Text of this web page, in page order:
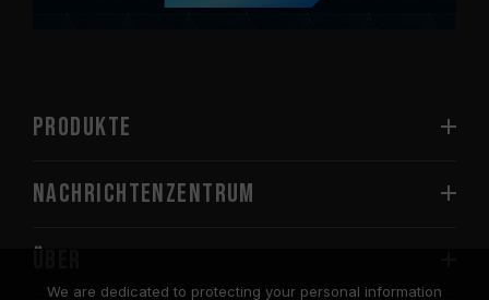
PRODUKTE
Nachrichtenzentrum
We are dedicated to protecting your personal information